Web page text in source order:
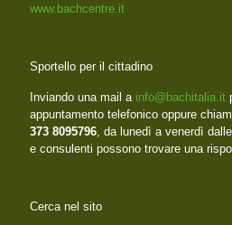
www.bachcentre.it
Sportello per il cittadino
Inviando una mail a info@bachitalia.it
appuntamento telefonico oppure
373 8095796 , da lunedì a venerdì
e consulenti possono trovare una
Cerca nel sito